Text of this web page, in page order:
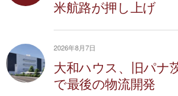
米航路が押し上げ
2026年8月7日
大和ハウス、旧パナ
で最後の物流開発